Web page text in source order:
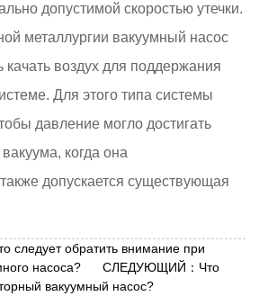
допустимой скоростью утечки.
металлургии вакуумный насос
воздух для поддержания
Для этого типа системы
давление могло достигать
когда она
допускается существующая
обратить внимание при
насоса?
СЛЕДУЮЩИЙ：Что
вакуумный насос?